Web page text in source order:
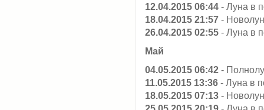
12.04.2015 06:44 - Луна в
18.04.2015 21:57 -
26.04.2015 02:55 - Луна в
Май
04.05.2015 06:42 -
11.05.2015 13:36 - Луна в
18.05.2015 07:13 -